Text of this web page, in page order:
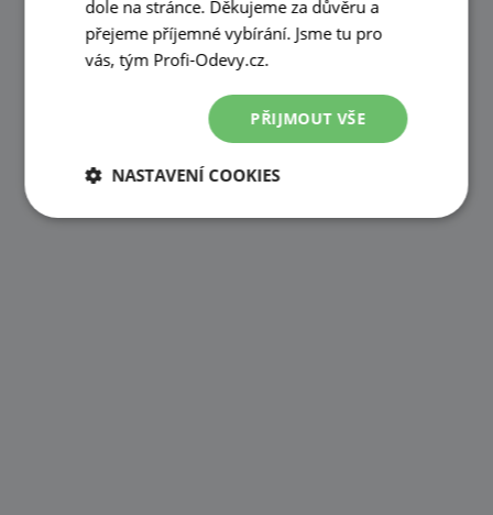
dole na stránce. Děkujeme za důvěru a
přejeme příjemné vybírání. Jsme tu pro
vás, tým Profi-Odevy.cz.
PŘIJMOUT VŠE
NASTAVENÍ COOKIES